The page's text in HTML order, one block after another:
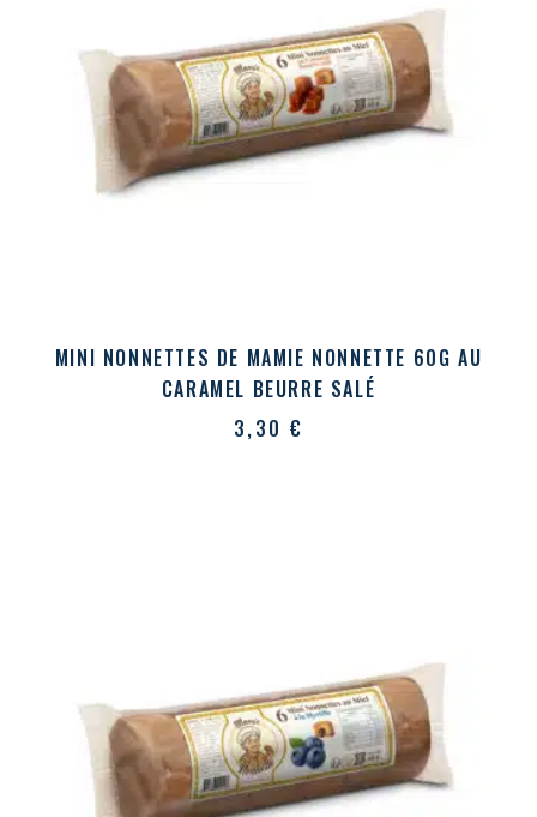
MINI NONNETTES DE MAMIE NONNETTE 60G AU
CARAMEL BEURRE SALÉ
3,30 €